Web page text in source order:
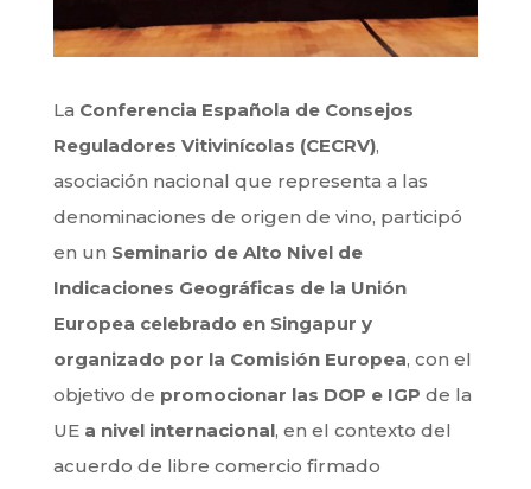
La Conferencia Española de Consejos
Reguladores Vitivinícolas (CECRV),
asociación nacional que representa a las
denominaciones de origen de vino, participó
en un Seminario de Alto Nivel de
Indicaciones Geográficas de la Unión
Europea celebrado en Singapur y
organizado por la Comisión Europea, con el
objetivo de promocionar las DOP e IGP de la
UE a nivel internacional, en el contexto del
acuerdo de libre comercio firmado